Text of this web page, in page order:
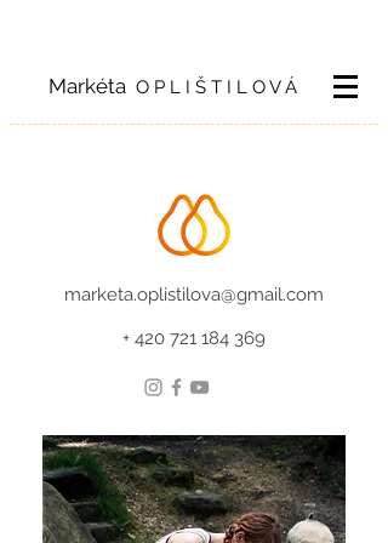
Markéta O P L I Š T I L O V Á
marketa.oplistilova@gmail.com
+ 420 721 184 369